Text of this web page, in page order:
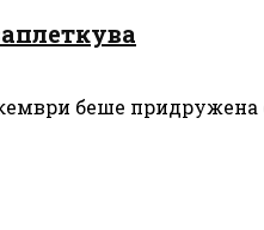
беше придружена